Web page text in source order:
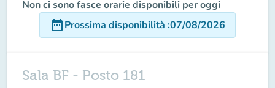
Non ci sono fasce orarie disponibili per oggi
date_rangeProssima disponibilità :07/08/2026
Sala BF - Posto 181